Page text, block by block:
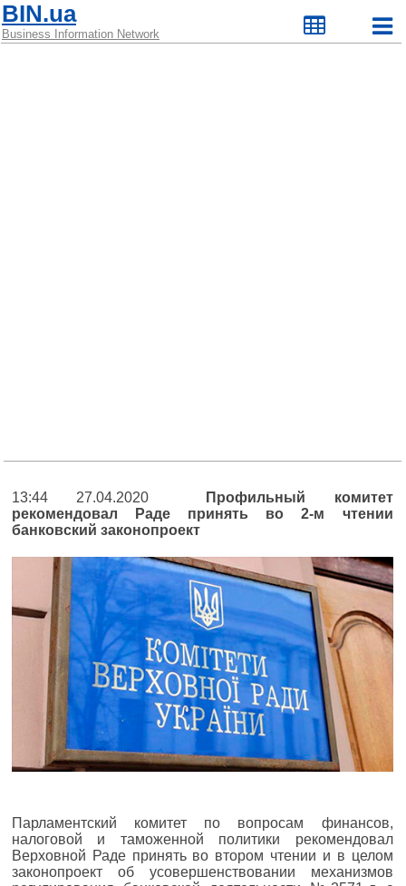
BIN.ua
Business Information Network
13:44 27.04.2020
Профильный комитет
рекомендовал Раде принять во 2-м чтении
банковский законопроект
Парламентский комитет по вопросам финансов,
налоговой и таможенной политики рекомендовал
Верховной Раде принять во втором чтении и в целом
законопроект об усовершенствовании механизмов